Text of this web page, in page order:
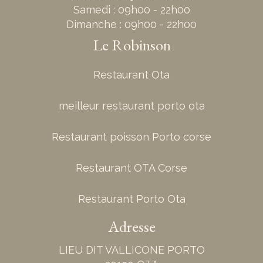
Samedi : 09h00 - 22h00
Dimanche : 09h00 - 22h00
Le Robinson
Restaurant Ota
meilleur restaurant porto ota
Restaurant poisson Porto corse
Restaurant OTA Corse
Restaurant Porto Ota
Adresse
LIEU DIT VALLICONE PORTO